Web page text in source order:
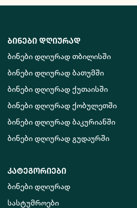
ბინები დღიურად
ბინები დღიურად თბილისში
ბინები დღიურად ბათუმში
ბინები დღიურად ქუთაისში
ბინები დღიურად ქობულეთში
ბინები დღიურად ბაკურიანში
ბინები დღიურად გუდაურში
კატეგორიები
ბინები დღიურად
სასტუმროები